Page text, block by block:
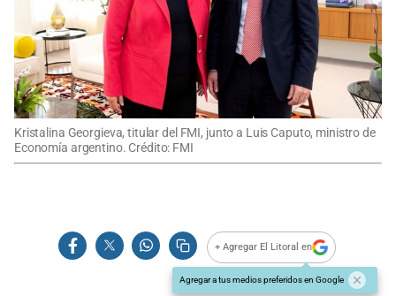
Kristalina Georgieva, titular del FMI, junto a Luis Caputo, ministro de
Economía argentino. Crédito: FMI
+ Agregar El Litoral en
Agregar a tus medios preferidos en Google